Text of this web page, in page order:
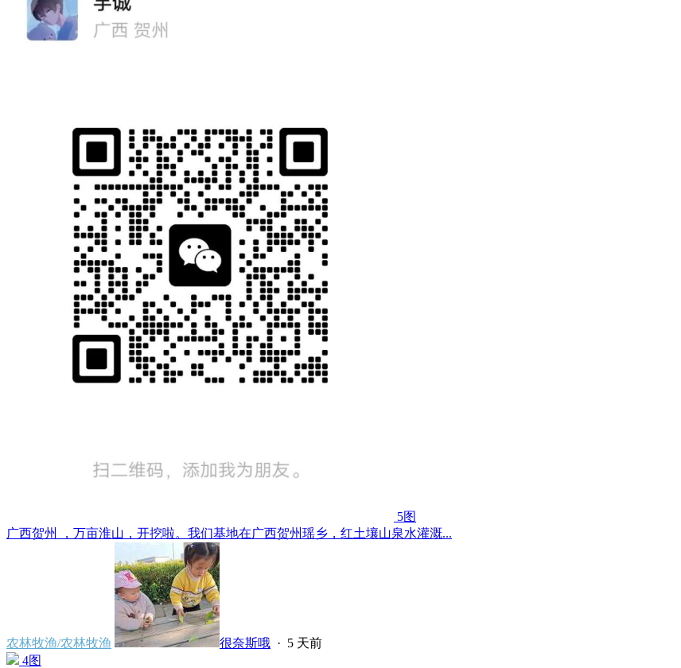
5图
广西贺州 ，万亩淮山，开挖啦。我们基地在广西贺州瑶乡，红土壤山泉水灌溉...
农林牧渔/农林牧渔 很奈斯哦 · 5 天前
4图